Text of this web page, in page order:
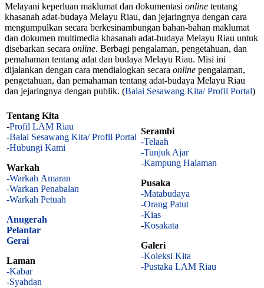
Melayani keperluan maklumat dan dokumentasi online tentang
khasanah adat-budaya Melayu Riau, dan jejaringnya dengan cara
mengumpulkan secara berkesinambungan bahan-bahan maklumat
dan dokumen multimedia khasanah adat-budaya Melayu Riau untuk
disebarkan secara online. Berbagi pengalaman, pengetahuan, dan
pemahaman tentang adat dan budaya Melayu Riau. Misi ini
dijalankan dengan cara mendialogkan secara online pengalaman,
pengetahuan, dan pemahaman tentang adat-budaya Melayu Riau
dan jejaringnya dengan publik. (Balai Sesawang Kita/ Profil Portal)
Tentang Kita
-Profil LAM Riau
-Balai Sesawang Kita/ Profil Portal
-Hubungi Kami
Warkah
-Warkah Amaran
-Warkan Penabalan
-Warkah Petuah
Anugerah
Pelantar
Gerai
Laman
-Kabar
-Syahdan
Serambi
-Telaah
-Tunjuk Ajar
-Kampung Halaman
Pusaka
-Matabudaya
-Orang Patut
-Kias
-Kosakata
Galeri
-Koleksi Kita
-Pustaka LAM Riau